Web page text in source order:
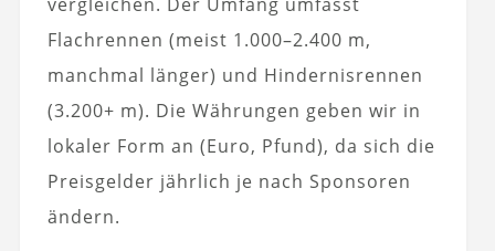
Flachrennen (meist 1.000–2.400 m,
manchmal länger) und Hindernisrennen
(3.200+ m). Die Währungen geben wir in
lokaler Form an (Euro, Pfund), da sich die
Preisgelder jährlich je nach Sponsoren
ändern.